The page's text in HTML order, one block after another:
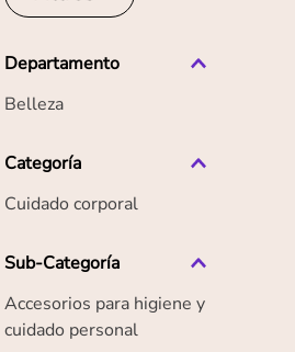
Departamento
Belleza
Categoría
Cuidado corporal
Sub-Categoría
Accesorios para higiene y
cuidado personal